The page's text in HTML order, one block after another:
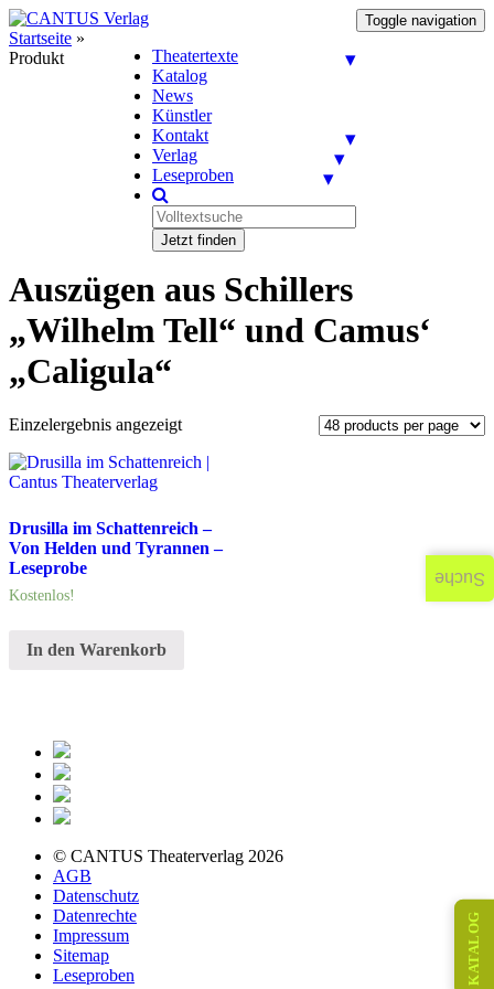
Toggle navigation
Theatertexte
Katalog
News
Künstler
Kontakt
Verlag
Leseproben
Jetzt finden
Startseite »
Produkt
Auszügen aus Schillers
„Wilhelm Tell“ und Camus‘
„Caligula“
Einzelergebnis angezeigt
Drusilla im Schattenreich –
Von Helden und Tyrannen –
Leseprobe
Kostenlos!
In den Warenkorb
© CANTUS Theaterverlag 2026
AGB
Datenschutz
Datenrechte
Impressum
Sitemap
Leseproben
KATALOG
Suche